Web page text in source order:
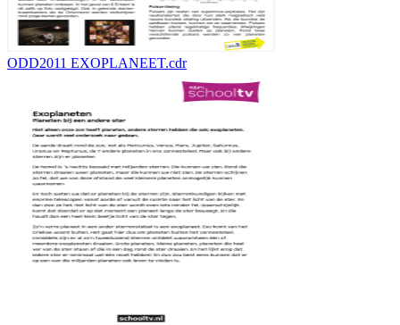
ODD2011 EXOPLANEET.cdr